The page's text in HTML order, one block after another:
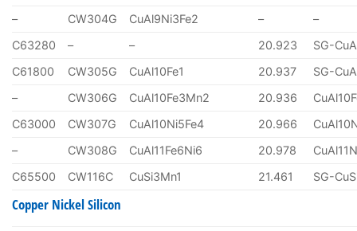
–
CW304G CuAl9Ni3Fe2 –
–
C63280
– – 20.923
SG-
C61800
CW305G CuAl10Fe1 20.937
SG-
–
CW306G CuAl10Fe3Mn2 20.936
C63000
CW307G CuAl10Ni5Fe4 20.966
–
CW308G CuAl11Fe6Ni6 20.978
C65500
CW116C CuSi3Mn1 21.461 SG-
Copper Nickel Silicon